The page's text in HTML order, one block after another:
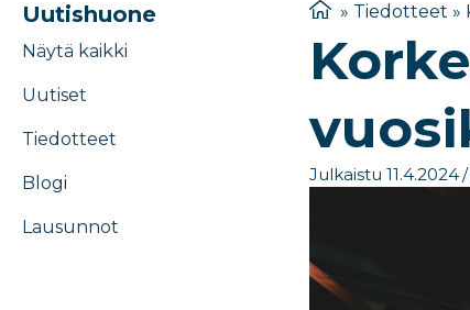
Uutishuone
Näytä kaikki
Uutiset
Tiedotteet
Blogi
Lausunnot
» Tiedotteet »
Julkaistu 11.4.2024/